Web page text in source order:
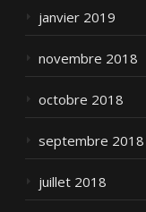
janvier 2019
novembre 2018
octobre 2018
septembre 2018
juillet 2018